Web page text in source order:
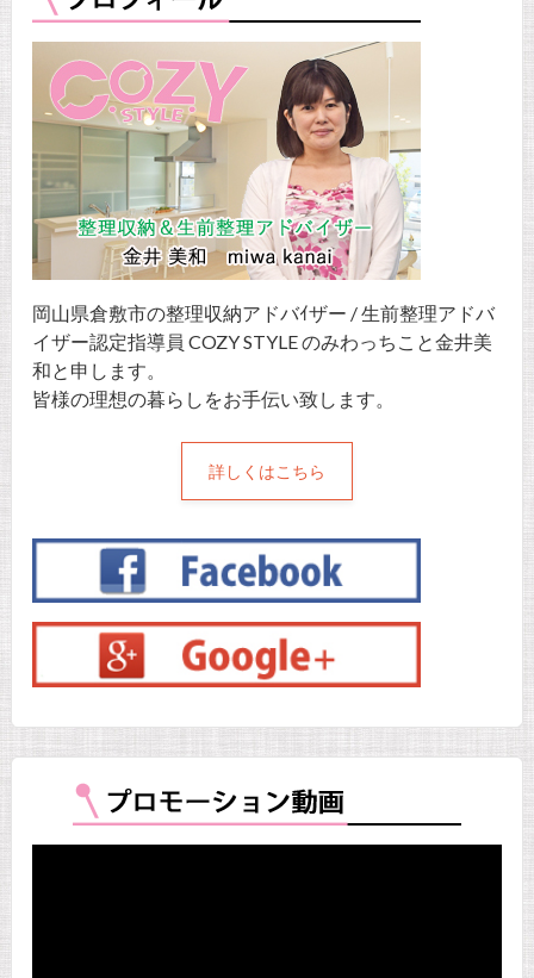
岡山県倉敷市の整理収納アドバｲザー / 生前整理アドバ
イザー認定指導員 COZY STYLE のみわっちこと金井美
和と申します。
皆様の理想の暮らしをお手伝い致します。
詳しくはこちら